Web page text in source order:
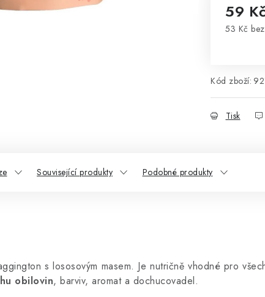
59 Kč
53 Kč
Kód zboží:
Tisk
Související produkty Podobné produkty
s lososovým masem. Je nutričně vhodné pro
obilovin, barviv, aromat a dochucovadel.